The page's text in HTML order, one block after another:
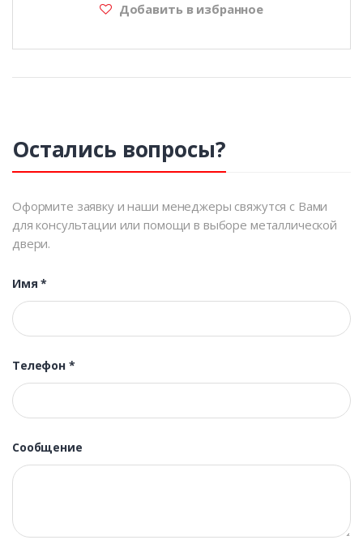
Добавить в избранное
Остались вопросы?
Оформите заявку и наши менеджеры свяжутся с Вами
для консультации или помощи в выборе металлической
двери.
Имя*
Телефон *
Сообщение